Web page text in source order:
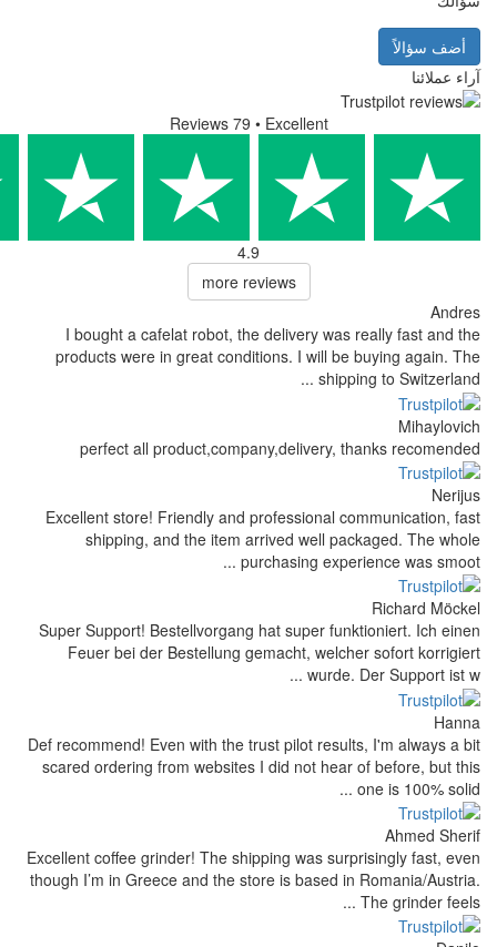
I bought a cafelat robot, the
products were in great conditions. I
perfect all
Excellent store! Friendly and
shipping, and the item arrived
Super Support! Bestellvorgang hat
Feuer bei der Bestellung
Def recommend! Even with the trust
scared ordering from websites I did
Excellent coffee grinder! The shipping
though I’m in Greece and the store is